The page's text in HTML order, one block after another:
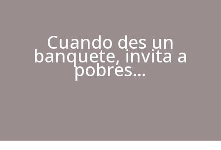
Cuando des un
banquete, invita a
pobres…